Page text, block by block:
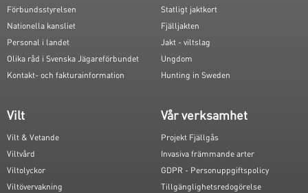
Förbundsstyrelsen
Nationella kansliet
Personal i landet
Olika råd i Svenska Jägareförbundet
Kontakt- och fakturainformation
Statligt jaktkort
Fjälljakten
Jakt - viltslag
Ungdom
Hunting in Sweden
Vilt
Vilt & Vetande
Viltvård
Viltolyckor
Viltövervakning
Vår verksamhet
Projekt Fjällgås
Invasiva främmande arter
GDPR - Personuppgiftspolicy
Tillgänglighetsredogörelse